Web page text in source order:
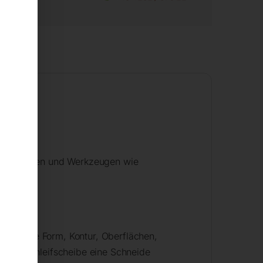
und Werkzeugen wie
Form, Kontur, Oberflächen,
Feinschleifscheibe eine Schneide